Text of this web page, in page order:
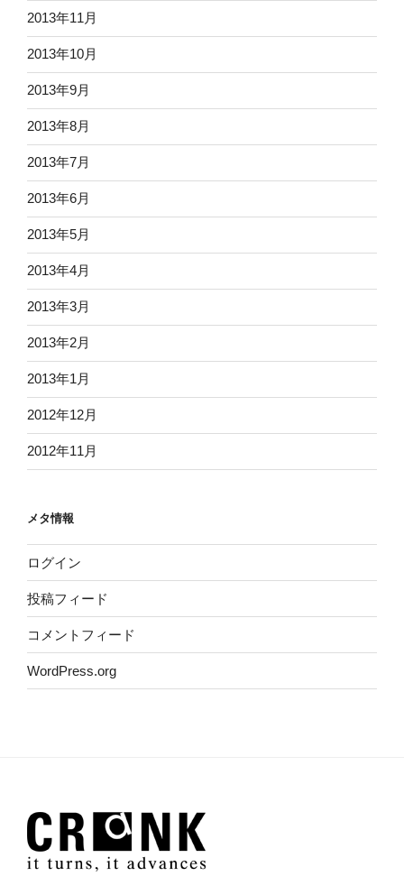
2013年11月
2013年10月
2013年9月
2013年8月
2013年7月
2013年6月
2013年5月
2013年4月
2013年3月
2013年2月
2013年1月
2012年12月
2012年11月
メタ情報
ログイン
投稿フィード
コメントフィード
WordPress.org